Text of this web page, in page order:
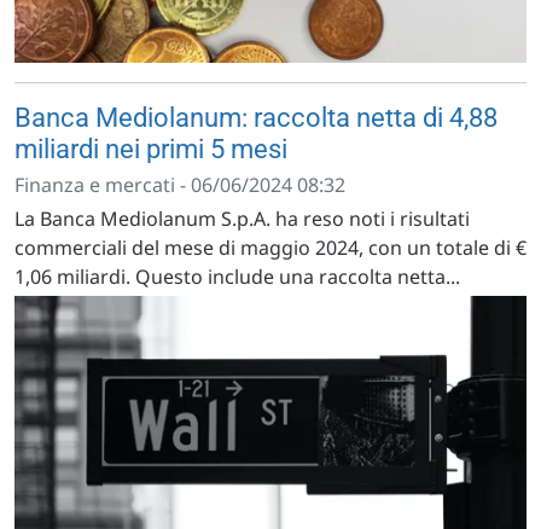
Banca Mediolanum: raccolta netta di 4,88
miliardi nei primi 5 mesi
Finanza e mercati - 06/06/2024 08:32
La Banca Mediolanum S.p.A. ha reso noti i risultati
commerciali del mese di maggio 2024, con un totale di €
1,06 miliardi. Questo include una raccolta netta...